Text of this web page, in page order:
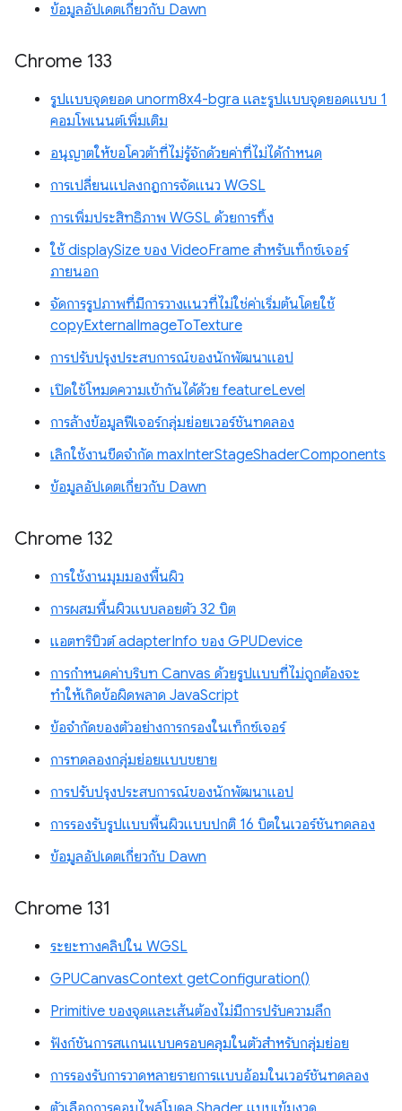
ข้อมูลอัปเดตเกี่ยวกับ Dawn
Chrome 133
รูปแบบจุดยอด unorm8x4-bgra และรูปแบบจุดยอดแบบ 1
คอมโพเนนต์เพิ่มเติม
อนุญาตให้ขอโควต้าที่ไม่รู้จักด้วยค่าที่ไม่ได้กำหนด
การเปลี่ยนแปลงกฎการจัดแนว WGSL
การเพิ่มประสิทธิภาพ WGSL ด้วยการทิ้ง
ใช้ displaySize ของ VideoFrame สำหรับเท็กซ์เจอร์
ภายนอก
จัดการรูปภาพที่มีการวางแนวที่ไม่ใช่ค่าเริ่มต้นโดยใช้
copyExternalImageToTexture
การปรับปรุงประสบการณ์ของนักพัฒนาแอป
เปิดใช้โหมดความเข้ากันได้ด้วย featureLevel
การล้างข้อมูลฟีเจอร์กลุ่มย่อยเวอร์ชันทดลอง
เลิกใช้งานขีดจำกัด maxInterStageShaderComponents
ข้อมูลอัปเดตเกี่ยวกับ Dawn
Chrome 132
การใช้งานมุมมองพื้นผิว
การผสมพื้นผิวแบบลอยตัว 32 บิต
แอตทริบิวต์ adapterInfo ของ GPUDevice
การกำหนดค่าบริบท Canvas ด้วยรูปแบบที่ไม่ถูกต้องจะ
ทำให้เกิดข้อผิดพลาด JavaScript
ข้อจำกัดของตัวอย่างการกรองในเท็กซ์เจอร์
การทดลองกลุ่มย่อยแบบขยาย
การปรับปรุงประสบการณ์ของนักพัฒนาแอป
การรองรับรูปแบบพื้นผิวแบบปกติ 16 บิตในเวอร์ชันทดลอง
ข้อมูลอัปเดตเกี่ยวกับ Dawn
Chrome 131
ระยะทางคลิปใน WGSL
GPUCanvasContext getConfiguration()
Primitive ของจุดและเส้นต้องไม่มีการปรับความลึก
ฟังก์ชันการสแกนแบบครอบคลุมในตัวสำหรับกลุ่มย่อย
การรองรับการวาดหลายรายการแบบอ้อมในเวอร์ชันทดลอง